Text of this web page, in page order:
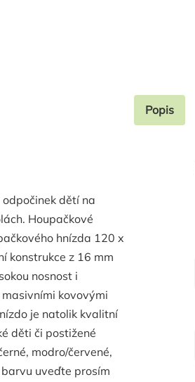
Popis
dětí na
Houpačkové
hnízda 120 x
konstrukce z 16 mm
nosnost i
kovovými
je natolik kvalitní
děti či postižené
modro/červené,
uveďte prosím